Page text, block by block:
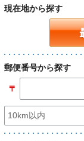
現在地から探す
郵便番号から探す
〒